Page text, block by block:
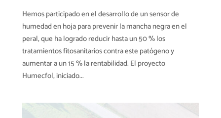
Hemos participado en el desarrollo de un sensor de
humedad en hoja para prevenir la mancha negra en el
peral, que ha logrado reducir hasta un 50 % los
tratamientos fitosanitarios contra este patógeno y
aumentar a un 15 % la rentabilidad. El proyecto
Humecfol, iniciado...